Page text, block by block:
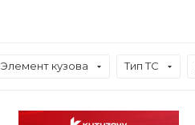
Элемент кузова Тип ТС